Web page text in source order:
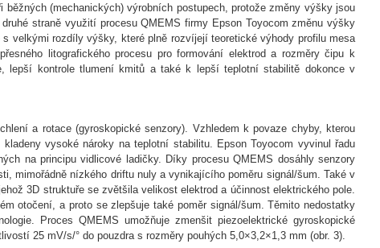
(mechanických) výrobních postupech, protože změny výšky jsou
straně využití procesu QMEMS firmy Epson Toyocom změnu výšky
velkými rozdíly výšky, které plně rozvíjejí teoretické výhody profilu mesa
litografického procesu pro formování elektrod a rozměry čipu k
lepší kontrole tlumení kmitů a také k lepší teplotní stabilitě dokonce v
a rotace (gyroskopické senzory). Vzhledem k povaze chyby, kterou
vysoké nároky na teplotní stabilitu. Epson Toyocom vyvinul řadu
na principu vidlicové ladičky. Díky procesu QMEMS dosáhly senzory
mimořádně nízkého driftu nuly a vynikajícího poměru signál/šum. Také v
3D struktuře se zvětšila velikost elektrod a účinnost elektrického pole.
otočení, a proto se zlepšuje také poměr signál/šum. Těmito nedostatky
Proces QMEMS umožňuje zmenšit piezoelektrické gyroskopické
25 mV/s/° do pouzdra s rozměry pouhých 5,0×3,2×1,3 mm (obr. 3).